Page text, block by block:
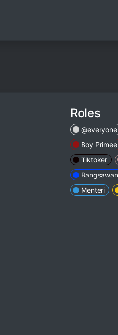
Roles
@everyone
Boy Primee
Tiktoker
Bangsawan
Menteri